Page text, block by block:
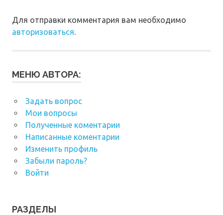
Для отправки комментария вам необходимо
авторизоваться.
МЕНЮ АВТОРА:
Задать вопрос
Мои вопросы
Полученные коментарии
Написанные коментарии
Изменить профиль
Забыли пароль?
Войти
РАЗДЕЛЫ